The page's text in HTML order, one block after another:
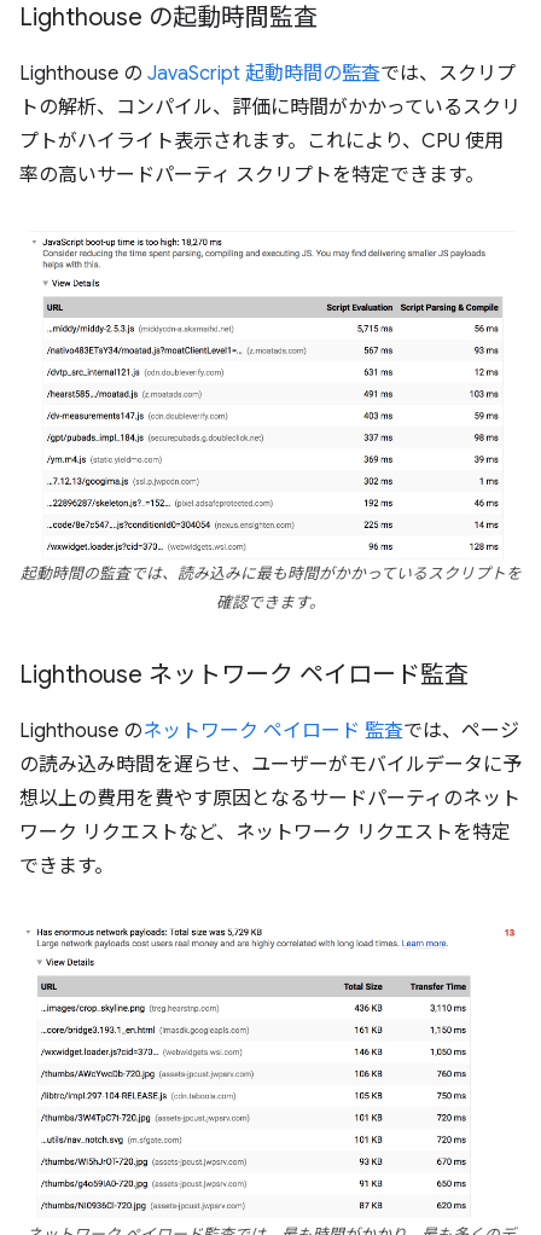
Lighthouse の起動時間監査
Lighthouse の JavaScript 起動時間の監査では、スクリプ
トの解析、コンパイル、評価に時間がかかっているスクリ
プトがハイライト表示されます。これにより、CPU 使用
率の高いサードパーティ スクリプトを特定できます。
起動時間の監査では、読み込みに最も時間がかかっているスクリプトを
確認できます。
Lighthouse ネットワーク ペイロード監査
Lighthouse のネットワーク ペイロード 監査では、ページ
の読み込み時間を遅らせ、ユーザーがモバイルデータに予
想以上の費用を費やす原因となるサードパーティのネット
ワーク リクエストなど、ネットワーク リクエストを特定
できます。